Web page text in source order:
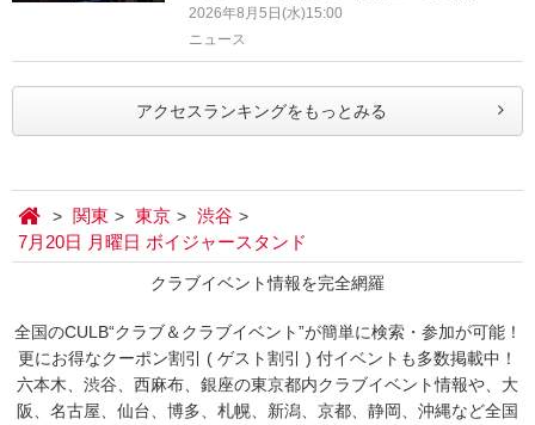
2026年8月5日(水)15:00
ニュース
アクセスランキングをもっとみる
関東 東京
渋谷
7月20日 月曜日 ボイジャースタンド
クラブイベント情報を完全網羅
全国のCULB“クラブ＆クラブイベント”が簡単に検索・参加が可能！
更にお得なクーポン割引 ( ゲスト割引 ) 付イベントも多数掲載中！
六本木、渋谷、西麻布、銀座の東京都内クラブイベント情報や、大
阪、名古屋、仙台、博多、札幌、新潟、京都、静岡、沖縄など全国